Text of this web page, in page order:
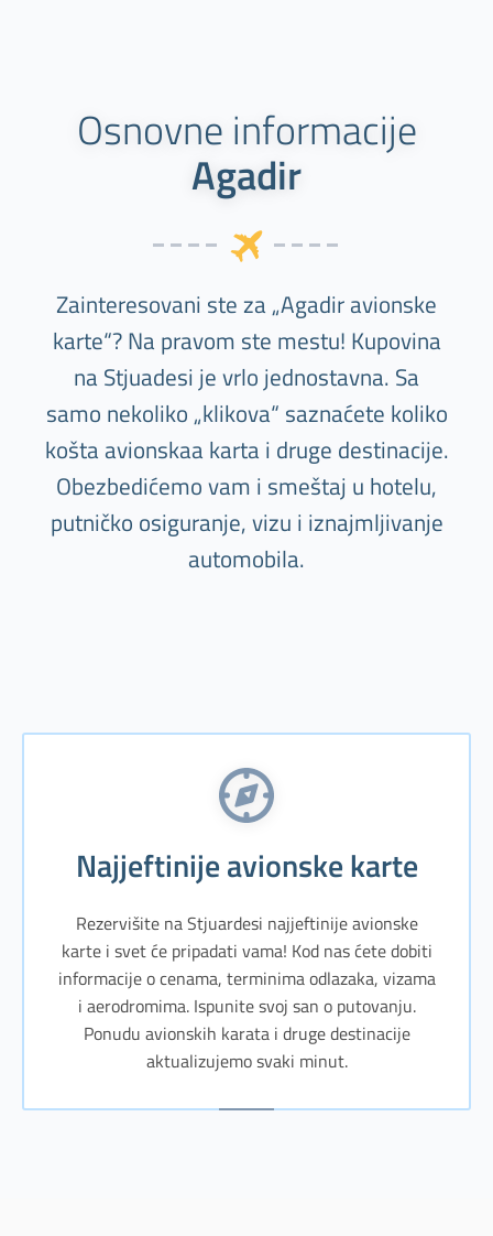
Osnovne informacije
Agadir
Zainteresovani ste za „Agadir avionske
karte“? Na pravom ste mestu! Kupovina
na Stjuadesi je vrlo jednostavna. Sa
samo nekoliko „klikova“ saznaćete koliko
košta avionskaa karta i druge destinacije.
Obezbedićemo vam i smeštaj u hotelu,
putničko osiguranje, vizu i iznajmljivanje
automobila.
Najjeftinije avionske karte
Rezervišite na Stjuardesi najjeftinije avionske
karte i svet će pripadati vama! Kod nas ćete dobiti
informacije o cenama, terminima odlazaka, vizama
i aerodromima. Ispunite svoj san o putovanju.
Ponudu avionskih karata i druge destinacije
aktualizujemo svaki minut.